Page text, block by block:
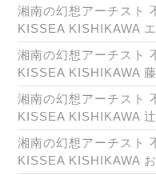
湘南の幻想アーチスト
KISSEA KISHIKAWA
湘南の幻想アーチスト
KISSEA KISHIKAWA
湘南の幻想アーチスト
KISSEA KISHIKAWA
湘南の幻想アーチスト
KISSEA KISHIKAWA